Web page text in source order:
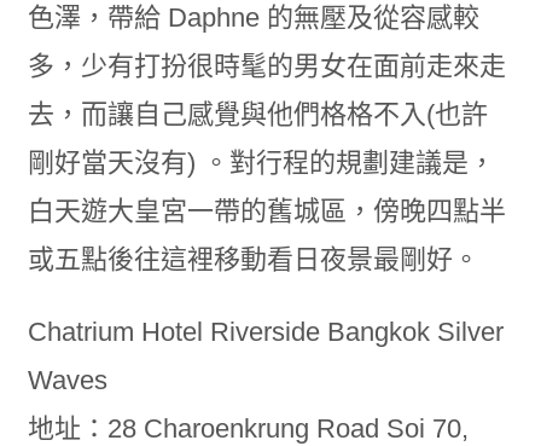
色澤，帶給 Daphne 的無壓及從容感較
多，少有打扮很時髦的男女在面前走來走
去，而讓自己感覺與他們格格不入(也許
剛好當天沒有) 。對行程的規劃建議是，
白天遊大皇宮一帶的舊城區，傍晚四點半
或五點後往這裡移動看日夜景最剛好。
Chatrium Hotel Riverside Bangkok Silver
Waves
地址：28 Charoenkrung Road Soi 70,